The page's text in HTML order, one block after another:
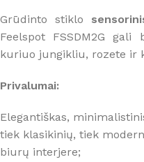
Grūdinto stiklo
Feelspot FSSDM2G
kuriuo jungikliu, rozete ir
Privalumai:
Elegantiškas,
tiek klasikinių, tiek
biurų interjere;